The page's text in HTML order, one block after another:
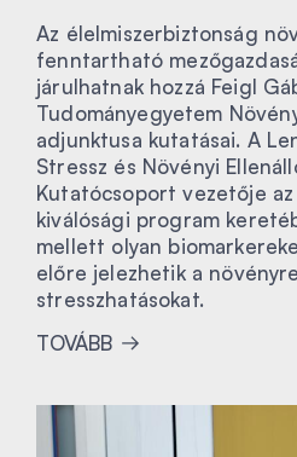
Az élelmiszerbiztonság
fenntartható
járulhatnak hozzá Feigl
Tudományegyetem
adjunktusa kutatásai. A
Stressz és Növényi
Kutatócsoport vezetője az
kiválósági program
mellett olyan
előre jelezhetik a
stresszhatásokat.
TOVÁBB